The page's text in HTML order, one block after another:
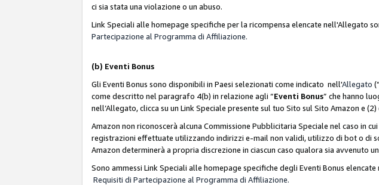
ci sia stata una violazione o un abuso.
Link Speciali alle homepage specifiche per la ricompensa elencate nell'Allegato
Partecipazione al Programma di Affiliazione.
(b) Eventi Bonus
Gli Eventi Bonus sono disponibili in Paesi selezionati come indicato nell'Allegato (“
come descritto nel paragrafo 4(b) in relazione agli “Eventi Bonus” che hanno
nell’Allegato, clicca su un Link Speciale presente sul tuo Sito sul Sito Amazon e
Amazon non riconoscerà alcuna Commissione Pubblicitaria Speciale nel caso in
registrazioni effettuate utilizzando indirizzi e-mail non validi, utilizzo di bot o di
Amazon determinerà a propria discrezione in ciascun caso qualora sia avvenuto
Sono ammessi Link Speciali alle homepage specifiche degli Eventi Bonus
Requisiti di Partecipazione al Programma di Affiliazione.